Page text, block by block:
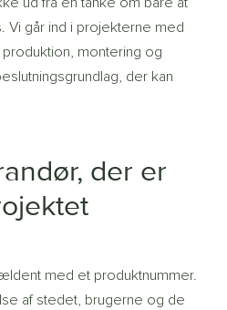
Vi går ind i projekterne med
montering og
der kan
der er
med et produktnummer.
af stedet, brugerne og de